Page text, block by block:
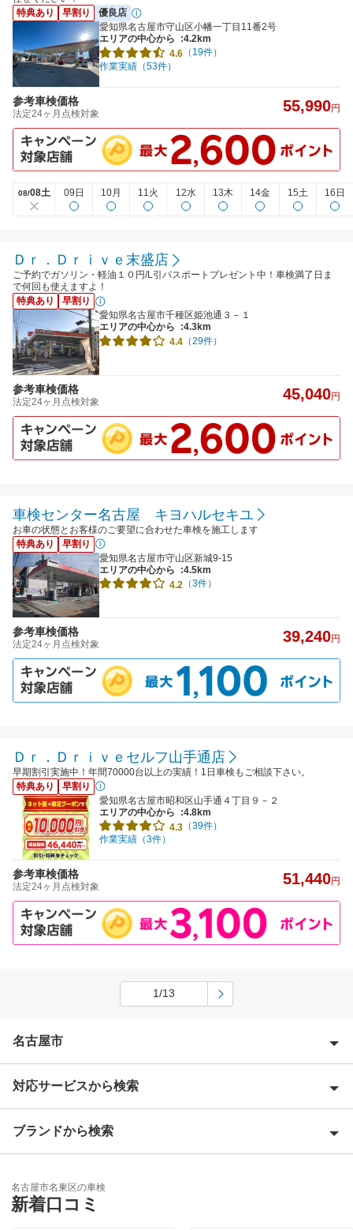
特典あり
早割り
優良店
愛知県名古屋市守山区小幡一丁目11番2号
エリアの中心から
:4.2km
4.6 （19件）
作業実績（53件）
参考車検価格
法定24ヶ月点検対象 55,990円
08/08土 09日 10月 11火 12水 13木 14金 15土 16日
Ｄｒ．Ｄｒｉｖｅ末盛店
ご予約でガソリン・軽油１０円/L引パスポートプレゼント中！車検満了日ま
で何回も使えますよ！
特典あり
早割り
愛知県名古屋市千種区姫池通３－１
エリアの中心から
:4.3km
4.4 （29件）
参考車検価格
法定24ヶ月点検対象 45,040円
車検センター名古屋 キヨハルセキユ
お車の状態とお客様のご要望に合わせた車検を施工します
特典あり
早割り
愛知県名古屋市守山区新城9-15
エリアの中心から
:4.5km
4.2 （3件）
参考車検価格
法定24ヶ月点検対象 39,240円
Ｄｒ．Ｄｒｉｖｅセルフ山手通店
早期割引実施中！年間70000台以上の実績！1日車検もご相談下さい。
特典あり
早割り
愛知県名古屋市昭和区山手通４丁目９－２
エリアの中心から
:4.8km
4.3 （39件）
作業実績（3件）
参考車検価格
法定24ヶ月点検対象 51,440円
1/13
名古屋市
名古屋市熱田区
名古屋市昭和区
名古屋市千種区
名古屋市天白区
対応サービスから検索
Award 受賞店
特典あり
ブランドから検索
「車検の速太郎」
名古屋市名東区の車検
新着口コミ